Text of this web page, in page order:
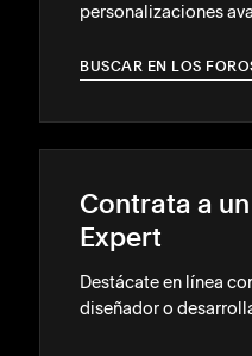
personalizaciones
BUSCAR EN LOS →
Contrata a
Expert
Destácate en línea
diseñador o